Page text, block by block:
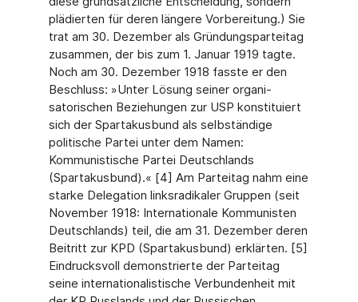
plädierten für deren längere Vorbereitung.) Sie
trat am 30. Dezember als Gründungsparteitag
zusammen, der bis zum 1. Januar 1919 tagte.
Noch am 30. Dezember 1918 fasste er den
Beschluss: »Unter Lösung seiner organi­
satorischen Beziehungen zur USP konstituiert
sich der Spartakusbund als selbständige
politische Partei unter dem Namen:
Kommunistische Partei Deutschlands
(Spartakusbund).« [4] Am Parteitag nahm eine
starke Delegation linksradikaler Gruppen (seit
November 1918: Internationale Kommunisten
Deutschlands) teil, die am 31. Dezember de­ren
Beitritt zur KPD (Spartakusbund) erklärten. [5]
Eindrucksvoll demonstrierte der Parteitag
seine internationalistische Verbundenheit mit